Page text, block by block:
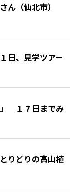
ん（仙北市）
日、見学ツアー
１７日までみ
りどりの高山植